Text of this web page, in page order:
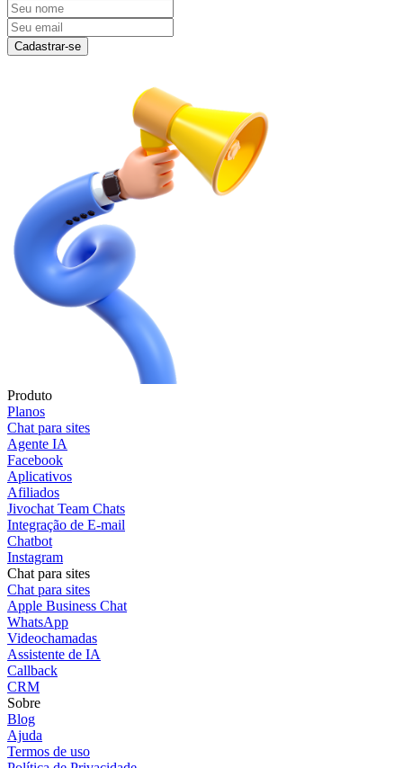
Cadastrar-se
Produto
Planos
Chat para sites
Agente IA
Facebook
Aplicativos
Afiliados
Jivochat Team Chats
Integração de E-mail
Chatbot
Instagram
Chat para sites
Chat para sites
Apple Business Chat
WhatsApp
Videochamadas
Assistente de IA
Callback
CRM
Sobre
Blog
Ajuda
Termos de uso